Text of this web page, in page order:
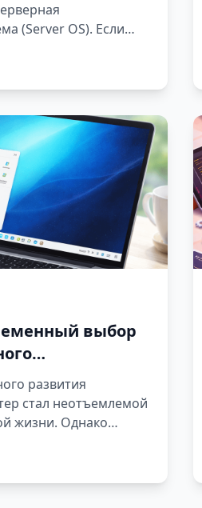
(Server OS). Если
система
безопасности и
выбор
развития
стал неотъемлемой
жизни. Однако
с проблемами,
и использованием